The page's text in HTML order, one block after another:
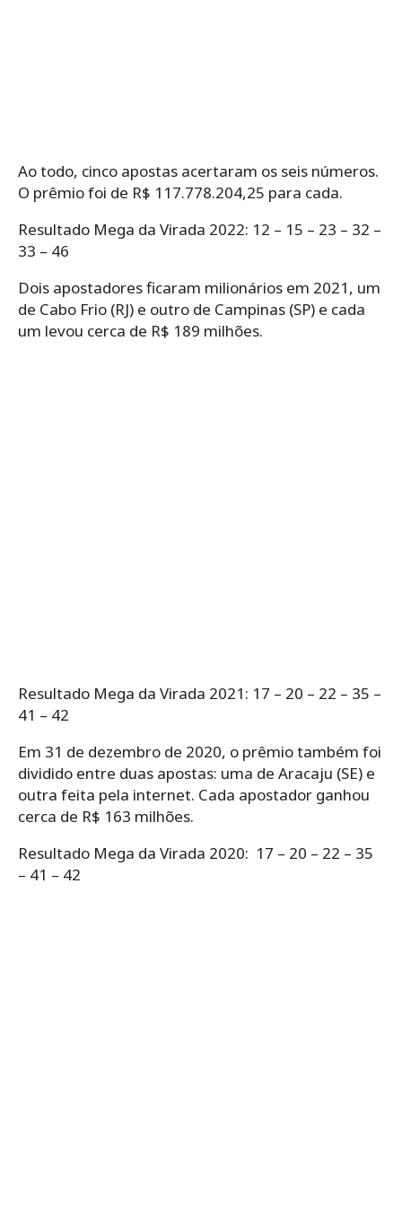
Ao todo, cinco apostas acertaram os seis números.
O prêmio foi de R$ 117.778.204,25 para cada.
Resultado Mega da Virada 2022: 12 – 15 – 23 – 32 –
33 – 46
Dois apostadores ficaram milionários em 2021, um
de Cabo Frio (RJ) e outro de Campinas (SP) e cada
um levou cerca de R$ 189 milhões.
Resultado Mega da Virada 2021: 17 – 20 – 22 – 35 –
41 – 42
Em 31 de dezembro de 2020, o prêmio também foi
dividido entre duas apostas: uma de Aracaju (SE) e
outra feita pela internet. Cada apostador ganhou
cerca de R$ 163 milhões.
Resultado Mega da Virada 2020: 17 – 20 – 22 – 35
– 41 – 42